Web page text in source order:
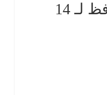
محافظ الدقهلية ضد الزميلة الصحفية غادة عبدالحافظ لـ 14